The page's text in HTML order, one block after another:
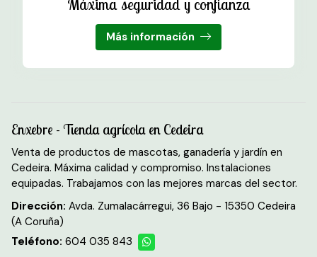
Máxima seguridad y confianza
Más información
Enxebre - Tienda agrícola en Cedeira
Venta de productos de mascotas, ganadería y jardín en
Cedeira. Máxima calidad y compromiso. Instalaciones
equipadas. Trabajamos con las mejores marcas del sector.
Dirección: Avda. Zumalacárregui, 36 Bajo - 15350 Cedeira
(A Coruña)
Teléfono: 604 035 843